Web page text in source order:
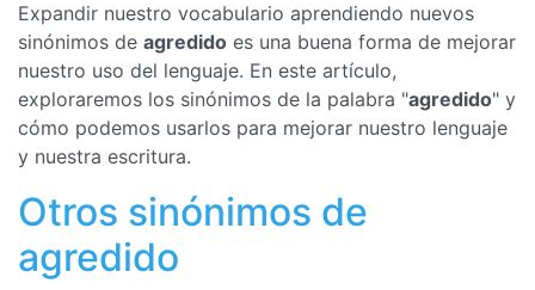
Expandir nuestro vocabulario aprendiendo nuevos
sinónimos de agredido es una buena forma de mejorar
nuestro uso del lenguaje. En este artículo,
exploraremos los sinónimos de la palabra "agredido" y
cómo podemos usarlos para mejorar nuestro lenguaje
y nuestra escritura.
Otros sinónimos de
agredido